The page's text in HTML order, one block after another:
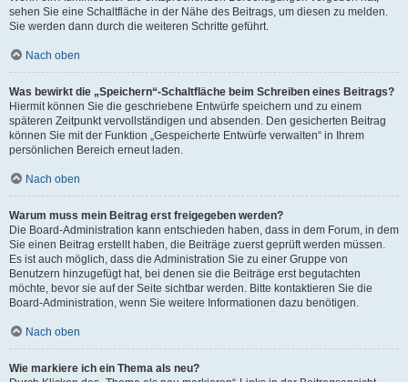
sehen Sie eine Schaltfläche in der Nähe des Beitrags, um diesen zu melden.
Sie werden dann durch die weiteren Schritte geführt.
Nach oben
Was bewirkt die „Speichern“-Schaltfläche beim Schreiben eines Beitrags?
Hiermit können Sie die geschriebene Entwürfe speichern und zu einem
späteren Zeitpunkt vervollständigen und absenden. Den gesicherten Beitrag
können Sie mit der Funktion „Gespeicherte Entwürfe verwalten“ in Ihrem
persönlichen Bereich erneut laden.
Nach oben
Warum muss mein Beitrag erst freigegeben werden?
Die Board-Administration kann entschieden haben, dass in dem Forum, in dem
Sie einen Beitrag erstellt haben, die Beiträge zuerst geprüft werden müssen.
Es ist auch möglich, dass die Administration Sie zu einer Gruppe von
Benutzern hinzugefügt hat, bei denen sie die Beiträge erst begutachten
möchte, bevor sie auf der Seite sichtbar werden. Bitte kontaktieren Sie die
Board-Administration, wenn Sie weitere Informationen dazu benötigen.
Nach oben
Wie markiere ich ein Thema als neu?